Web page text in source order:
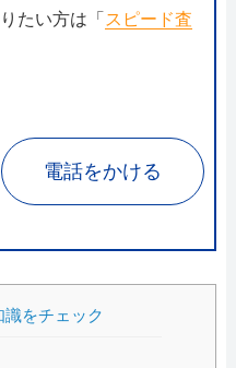
たい方は「 スピード査
電話をかける
をチェック